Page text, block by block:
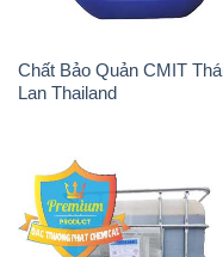
Chất Bảo Quản CMIT
Lan Thailand